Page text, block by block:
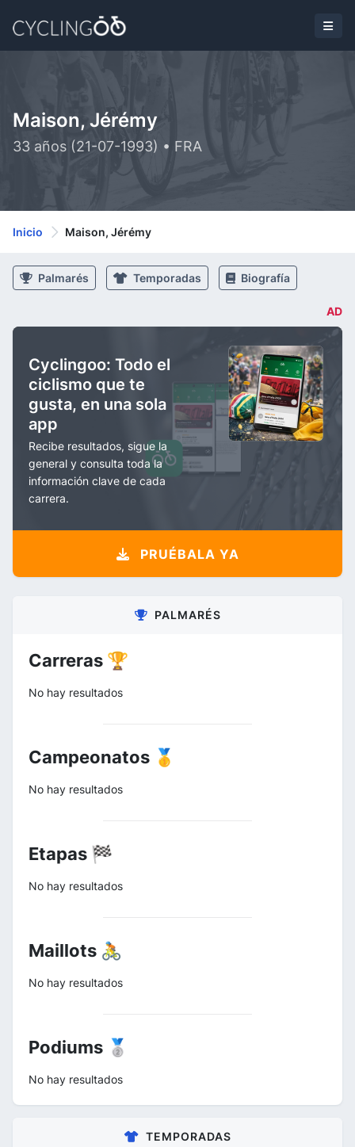
Maison, Jérémy
33 años (21-07-1993) • FRA
Inicio Maison, Jérémy
Palmarés Temporadas Biografía
AD
Cyclingoo: Todo el
ciclismo que te
gusta, en una sola
app
Recibe resultados, sigue la
general y consulta toda la
información clave de cada
carrera.
PRUÉBALA YA
PALMARÉS
Carreras 🏆
No hay resultados
Campeonatos 🥇
No hay resultados
Etapas 🏁
No hay resultados
Maillots 🚴
No hay resultados
Podiums 🥈
No hay resultados
TEMPORADAS